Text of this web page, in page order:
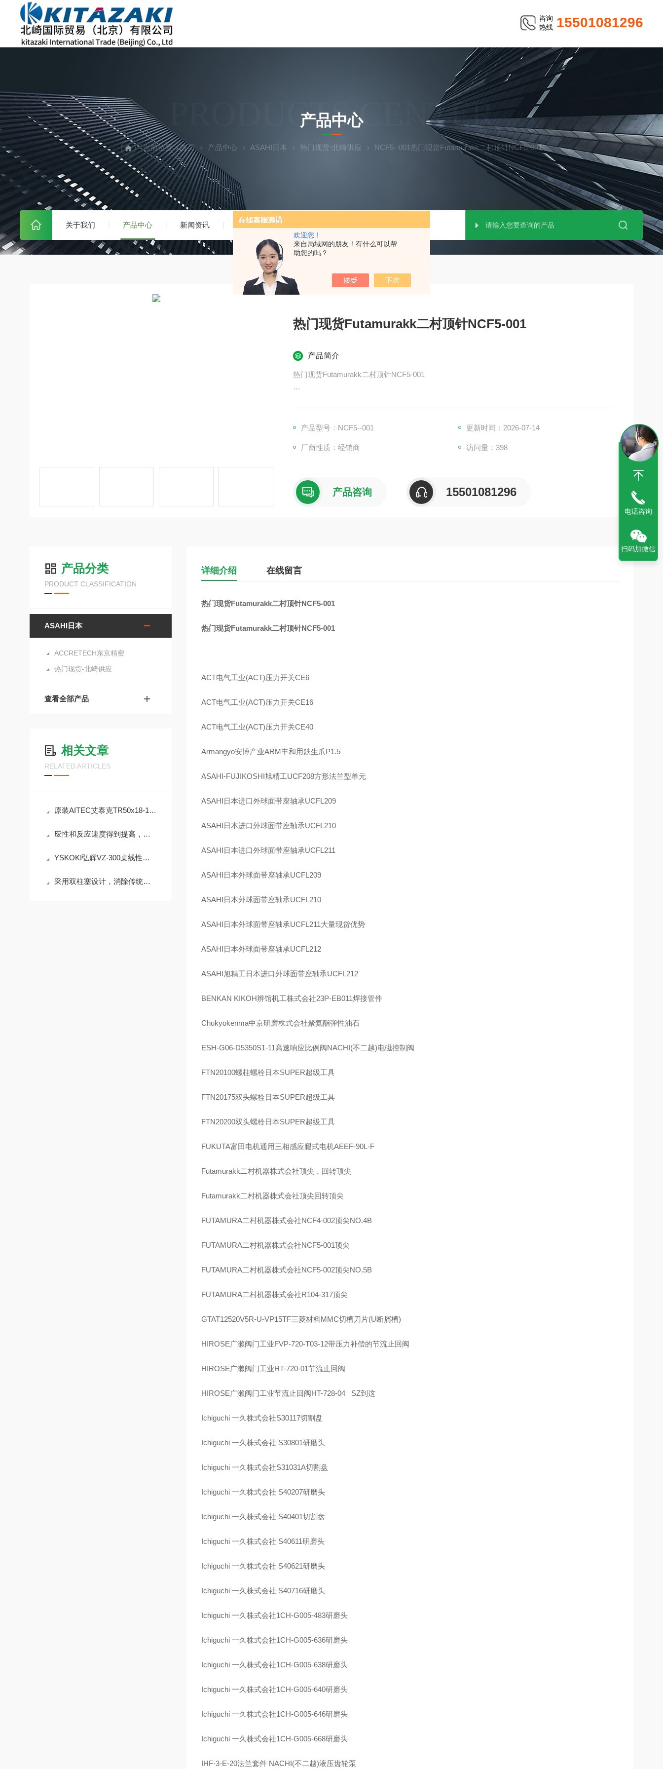
欢迎您！
来自局域网的朋友！有什么可以帮
助您的吗？
咨询
热线 15501081296
关于我们 产品中心 新闻资讯 技术文章
PRODUCTS CENTER
产品中心
当前位置：首页 产品中心 ASAHI日本 热门现货-北崎供应 NCF5--001热门现货Futamurakk二村顶针NCF5-001
热门现货Futamurakk二村顶针NCF5-001
产品简介
热门现货Futamurakk二村顶针NCF5-001
ACT电气工业(ACT)压力开关CE40
ASAHI-FUJIKOSHI旭精工UCF208方形法兰型单元
产品型号：NCF5--001 更新时间：2026-07-14
厂商性质：经销商 访问量：398
产品咨询 15501081296
产品分类
PRODUCT CLASSIFICATION
ASAHI日本
ACCRETECH东京精密
热门现货-北崎供应
查看全部产品
相关文章
RELATED ARTICLES
原装AITEC艾泰克TR50x18-16BD-4环形照明检查用灯
应性和反应速度得到提高，稳定所需时间大约减半 ALE1502
YSKOKI弘辉VZ-300桌线性自动送料机一款适配桌面级加工场景的半自动送料设备
采用双柱塞设计，消除传统泵的流量波动，提升实验/生产精度NP-CX-06
详细介绍 在线留言
热门现货Futamurakk二村顶针NCF5-001
热门现货Futamurakk二村顶针NCF5-001
ACT电气工业(ACT)压力开关CE6
ACT电气工业(ACT)压力开关CE16
ACT电气工业(ACT)压力开关CE40
Armangyo安博产业ARM丰和用鉄生爪P1.5
ASAHI-FUJIKOSHI旭精工UCF208方形法兰型单元
ASAHI日本进口外球面带座轴承UCFL209
ASAHI日本进口外球面带座轴承UCFL210
ASAHI日本进口外球面带座轴承UCFL211
ASAHI日本外球面带座轴承UCFL209
ASAHI日本外球面带座轴承UCFL210
ASAHI日本外球面带座轴承UCFL211大量现货优势
ASAHI日本外球面带座轴承UCFL212
ASAHI旭精工日本进口外球面带座轴承UCFL212
BENKAN KIKOH辨馆机工株式会社23P-EB011焊接管件
Chukyokenma中京研磨株式会社聚氨酯弹性油石
ESH-G06-D5350S1-11高速响应比例阀NACHI(不二越)电磁控制阀
FTN20100螺柱螺栓日本SUPER超级工具
FTN20175双头螺栓日本SUPER超级工具
FTN20200双头螺栓日本SUPER超级工具
FUKUTA富田电机通用三相感应腿式电机AEEF-90L-F
Futamurakk二村机器株式会社顶尖，回转顶尖
Futamurakk二村机器株式会社顶尖回转顶尖
FUTAMURA二村机器株式会社NCF4-002顶尖NO.4B
FUTAMURA二村机器株式会社NCF5-001顶尖
FUTAMURA二村机器株式会社NCF5-002顶尖NO.5B
FUTAMURA二村机器株式会社R104-317顶尖
GTAT12520V5R-U-VP15TF三菱材料MMC切槽刀片(U断屑槽)
HIROSE广濑阀门工业FVP-720-T03-12带压力补偿的节流止回阀
HIROSE广濑阀门工业HT-720-01节流止回阀
HIROSE广濑阀门工业节流止回阀HT-728-04 SZ到这
Ichiguchi 一久株式会社S30117切割盘
Ichiguchi 一久株式会社 S30801研磨头
Ichiguchi 一久株式会社S31031A切割盘
Ichiguchi 一久株式会社 S40207研磨头
Ichiguchi 一久株式会社 S40401切割盘
Ichiguchi 一久株式会社 S40611研磨头
Ichiguchi 一久株式会社 S40621研磨头
Ichiguchi 一久株式会社 S40716研磨头
Ichiguchi 一久株式会社1CH-G005-483研磨头
Ichiguchi 一久株式会社1CH-G005-636研磨头
Ichiguchi 一久株式会社1CH-G005-638研磨头
Ichiguchi 一久株式会社1CH-G005-640研磨头
Ichiguchi 一久株式会社1CH-G005-646研磨头
Ichiguchi 一久株式会社1CH-G005-668研磨头
IHF-3-E-20法兰套件 NACHI(不二越)液压齿轮泵
电话咨询
扫码加微信